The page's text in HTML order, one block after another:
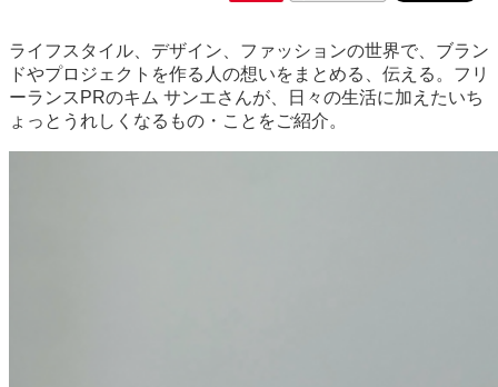
ライフスタイル、デザイン、ファッションの世界で、ブラン
ドやプロジェクトを作る人の想いをまとめる、伝える。フリ
ーランスPRのキム サンエさんが、日々の生活に加えたいち
ょっとうれしくなるもの・ことをご紹介。